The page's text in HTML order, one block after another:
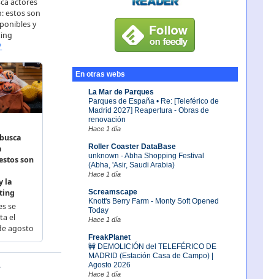
En otras webs
La Mar de Parques
Parques de España • Re: [Teleférico de
Madrid 2027] Reapertura - Obras de
renovación
Hace 1 día
Roller Coaster DataBase
unknown - Abha Shopping Festival
(Abha, 'Asir, Saudi Arabia)
Hace 1 día
Screamscape
Knott's Berry Farm - Monty Soft Opened
Today
Hace 1 día
FreakPlanet
🚧 DEMOLICIÓN del TELEFÉRICO DE
MADRID (Estación Casa de Campo) |
Agosto 2026
Hace 1 día